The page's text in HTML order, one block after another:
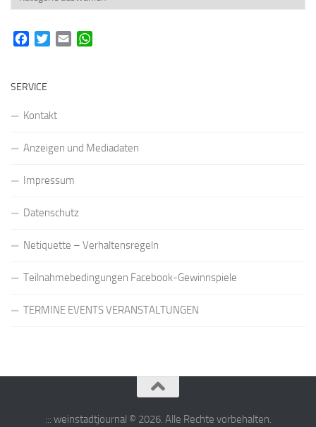
FacebookTwitterEmail
SERVICE
Kontakt
Anzeigen und Mediadaten
Impressum
Datenschutz
Netiquette – Verhaltensregeln
Teilnahmebedingungen Facebook-Gewinnspiele
TERMINE EVENTS VERANSTALTUNGEN
::: weinstadtjournal © 2026. Alle Rechte vorbehalten.